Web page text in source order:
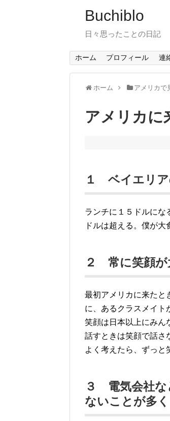
Buchiblo
日々思ったことの日記
ホーム プロフィール 連
ホーム アメリカで
アメリカに
１ ベイエリア
ランチに１５ドルにな
ドルは超える。僕が大
２ 常に笑顔が
最初アメリカに来たと
に、あるクラスメイト
笑顔は日本以上にみん
話すときは笑顔で話さ
よく考えたら、ずっ
３ 電気会社な
ないことが多